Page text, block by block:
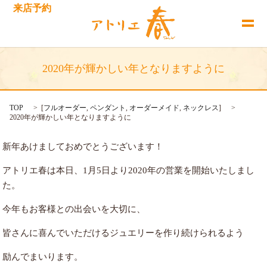
来店予約
2020年が輝かしい年となりますように
TOP [フルオーダー ,ペンダント オーダーメイド ネックレス]
2020年が輝かしい年となりますように
新年あけましておめでとうございます！
アトリエ春は本日、1月5日より2020年の営業を開始いたしまし
た。
今年もお客様との出会いを大切に、
皆さんに喜んでいただけるジュエリーを作り続けられるよう
励んでまいります。